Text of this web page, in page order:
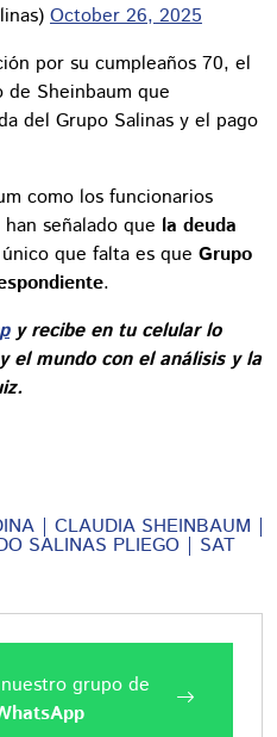
October 26, 2025
por su cumpleaños 70, el
Sheinbaum que
del Grupo Salinas y el pago
como los funcionarios
señalado que la deuda
que falta es que Grupo
.
y recibe en tu celular lo
el mundo con el análisis y la
CLAUDIA SHEINBAUM
SALINAS PLIEGO SAT
grupo de